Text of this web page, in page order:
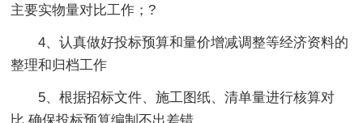
主要实物量对比工作；?
4、认真做好投标预算和量价增减调整等经济资料的
整理和归档工作
5、根据招标文件、施工图纸、清单量进行核算对